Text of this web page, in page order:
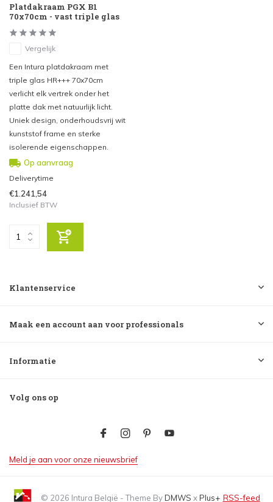
Platdakraam PGX B1
70x70cm - vast triple glas
Vergelijk
Een Intura platdakraam met
triple glas HR+++ 70x70cm
verlicht elk vertrek onder het
platte dak met natuurlijk licht.
Uniek design, onderhoudsvrij wit
kunststof frame en sterke
isolerende eigenschappen.
Op aanvraag
Deliverytime
€1.241,54
Inclusief BTW
Klantenservice
Maak een account aan voor professionals
Informatie
Volg ons op
Meld je aan voor onze nieuwsbrief
© 2026 Intura België - Theme ByDMWS xPlus+ RSS-feed